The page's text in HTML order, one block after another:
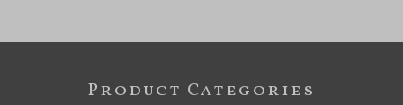
Product Categories